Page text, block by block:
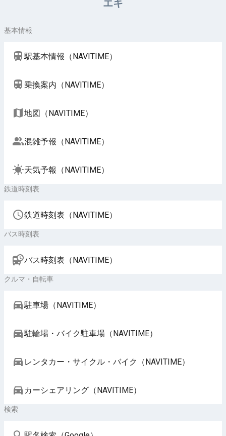
エキ
基本情報
駅基本情報（NAVITIME）
乗換案内（NAVITIME）
地図（NAVITIME）
混雑予報（NAVITIME）
天気予報（NAVITIME）
鉄道時刻表
鉄道時刻表（NAVITIME）
バス時刻表
バス時刻表（NAVITIME）
クルマ・自転車
駐車場（NAVITIME）
駐輪場・バイク駐車場（NAVITIME）
レンタカー・サイクル・バイク（NAVITIME）
カーシェアリング（NAVITIME）
検索